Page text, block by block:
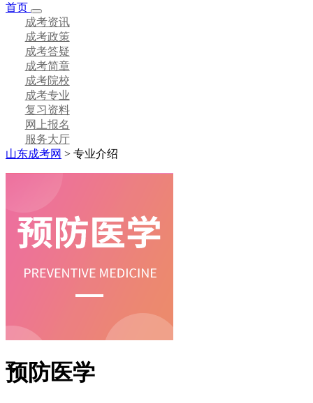
首页
成考资讯
成考政策
成考答疑
成考简章
成考院校
成考专业
复习资料
网上报名
服务大厅
山东成考网 > 专业介绍
预防医学